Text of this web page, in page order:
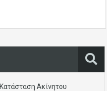
Κατάσταση Ακίνητου